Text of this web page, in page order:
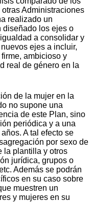
Administraciones
realizado un
diseñado los ejes o
a consolidar y
ejes a incluir,
ambicioso y
real de género en la
de la mujer en la
no supone una
de este Plan, sino
periódica y a una
A tal efecto se
por sexo de
la plantilla y otros
jurídica, grupos o
Además se podrán
en su caso sobre
muestren un
y mujeres en su